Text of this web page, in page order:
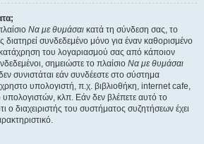
Να με θυμάσαι κατά τη σύνδεση σας, το
συνδεδεμένο μόνο για έναν καθορισμένο
του λογαριασμού σας από κάποιον
σημειώστε το πλαίσιο Να με θυμάσαι
συνιστάται εάν συνδέεστε στο σύστημα
υπολογιστή, π.χ. βιβλιοθήκη, internet cafe,
υπολογιστών, κλπ. Εάν δεν βλέπετε αυτό το
ο διαχειριστής του συστήματος συζητήσεων έχει